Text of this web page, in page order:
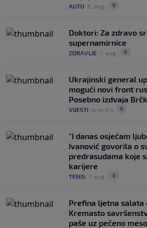
AUTO 6. aug. 0
Doktori: Za zdravo
supernamirnice
ZDRAVLJE 7. aug. 0
Ukrajinski general
mogući novi front
Posebno izdvaja
VIJESTI prije 8 h 0
"I danas osjećam
Ivanović govorila o
predrasudama koje
karijere
TENIS 7. aug. 0
Prefina ljetna salata
Kremasto
paše uz pečeno meso